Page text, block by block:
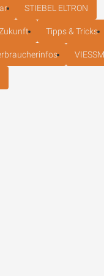
STIEBEL ELTRON
Tipps & Tricks